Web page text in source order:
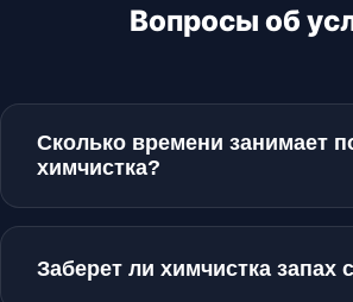
Вопросы об
Сколько времени занимает
химчистка?
В среднем качественная
сложных случаях может
Заберет ли химчистка запах